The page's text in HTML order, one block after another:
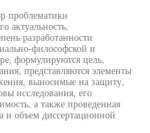
проблематики
актуальность,
разработанности
философской и
формулируются цель,
представляются элементы
выносимые на защиту,
исследования, его
а также проведенная
и объем диссертационной